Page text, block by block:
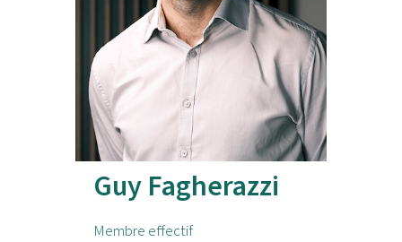
Guy Fagherazzi
Membre effectif